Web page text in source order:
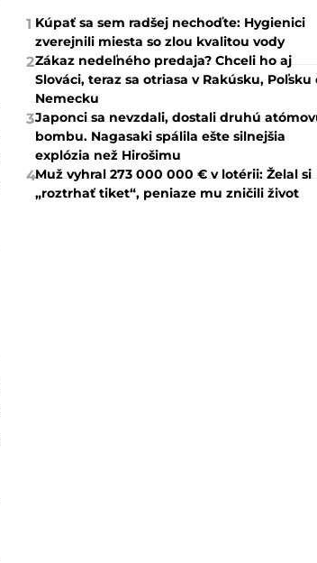
1 Kúpať sa sem radšej nechoďte: Hygienici
zverejnili miesta so zlou kvalitou vody
2Zákaz nedeľného predaja? Chceli ho aj
Slováci, teraz sa otriasa v Rakúsku, Poľsku
Nemecku
3Japonci sa nevzdali, dostali druhú
bombu. Nagasaki spálila ešte silnejšia
explózia než Hirošimu
4Muž vyhral 273 000 000 € v lotérii: Želal si
„roztrhať tiket“, peniaze mu zničili život